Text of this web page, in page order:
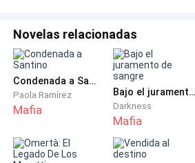
Dante se adelantó con el pecho
—¡Llévame! ¡Hazme m****a si
Nikolai lo miró con deleite. No
Placer enfermo.
Novelas relacionadas
Condenada a Santino
Paola Ramírez
Mafia
Bajo el juramento de sangre
Darkness
Mafia